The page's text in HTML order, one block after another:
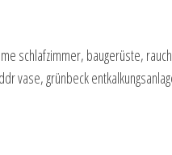
schlafzimmer, baugerüste,
vase, grünbeck